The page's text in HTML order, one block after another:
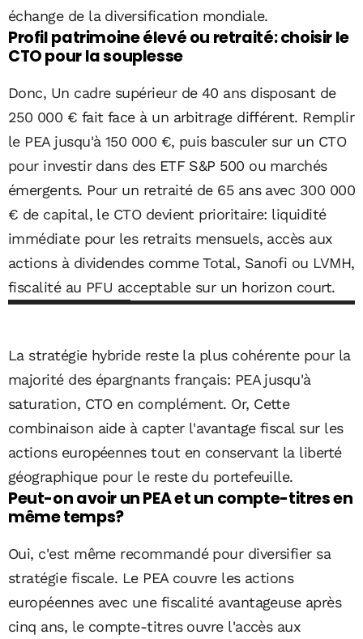
échange de la diversification mondiale.
Profil patrimoine élevé ou retraité: choisir le
CTO pour la souplesse
Donc, Un cadre supérieur de 40 ans disposant de
250 000 € fait face à un arbitrage différent. Remplir
le PEA jusqu'à 150 000 €, puis basculer sur un CTO
pour investir dans des ETF S&P 500 ou marchés
émergents. Pour un retraité de 65 ans avec 300 000
€ de capital, le CTO devient prioritaire: liquidité
immédiate pour les retraits mensuels, accès aux
actions à dividendes comme Total, Sanofi ou LVMH,
fiscalité au PFU acceptable sur un horizon court.
La stratégie hybride reste la plus cohérente pour la
majorité des épargnants français: PEA jusqu'à
saturation, CTO en complément. Or, Cette
combinaison aide à capter l'avantage fiscal sur les
actions européennes tout en conservant la liberté
géographique pour le reste du portefeuille.
Peut-on avoir un PEA et un compte-titres en
même temps?
Oui, c'est même recommandé pour diversifier sa
stratégie fiscale. Le PEA couvre les actions
européennes avec une fiscalité avantageuse après
cinq ans, le compte-titres ouvre l'accès aux